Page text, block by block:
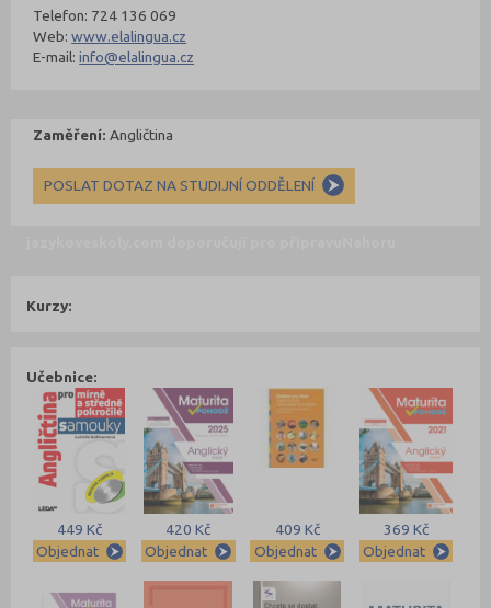
Telefon: 724 136 069
Web:www.elalingua.cz
E-mail:info@elalingua.cz
Zaměření: Angličtina
POSLAT DOTAZ NA STUDIJNÍ ODDĚLENÍ
Kurzy:
Učebnice:
449 Kč
Objednat
420 Kč
Objednat
409 Kč
Objednat
369 Kč
Objednat